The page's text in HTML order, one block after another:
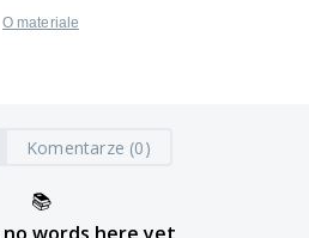
O materiale
Komentarze (0)
📚